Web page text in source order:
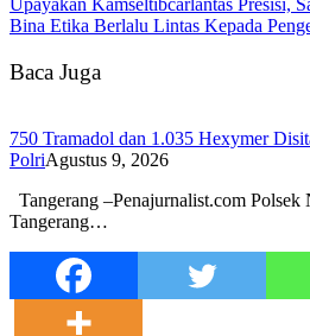
Bina Etika Berlalu Lintas Kepada
Baca Juga
750 Tramadol dan 1.035 Hexymer
PolriAgustus 9, 2026
Tangerang –Penajurnalist.com Polsek
Tangerang…